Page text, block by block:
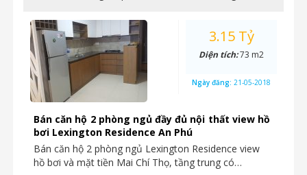
Bán căn hộ 2 phòng ngủ đầy đủ nội thất view hồ
bơi Lexington Residence An Phú
Bán căn hộ 2 phòng ngủ Lexington Residence view
hồ bơi và mặt tiền Mai Chí Thọ, tầng trung có…
3.15 Tỷ
Diện tích:73 m2
Ngày đăng: 21-05-2018